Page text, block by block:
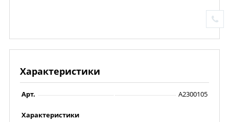
Характеристики
Арт. A2300105
Характеристики